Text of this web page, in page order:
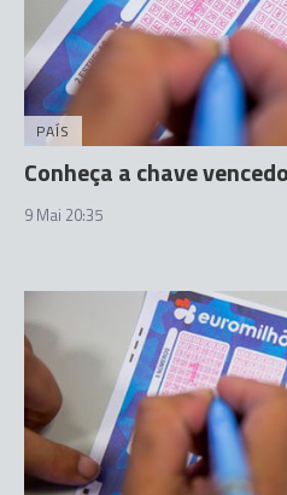
PAÍS
Conheça a chave
9 Mai 20:35